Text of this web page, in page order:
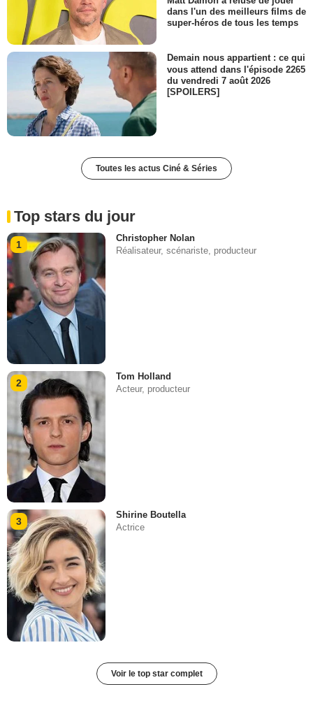
dans l'un des meilleurs films de
super-héros de tous les temps
Demain nous appartient : ce qui
vous attend dans l'épisode 2265
du vendredi 7 août 2026
[SPOILERS]
Toutes les actus Ciné & Séries
Top stars du jour
1
Christopher Nolan
Réalisateur, scénariste, producteur
2
Tom Holland
Acteur, producteur
3
Shirine Boutella
Actrice
Voir le top star complet